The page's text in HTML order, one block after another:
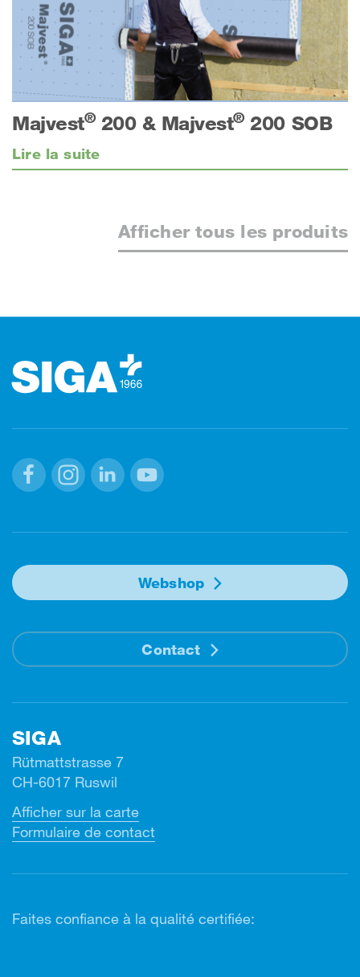
Majvest®200 & Majvest®200 SOB
Lire la suite
Afficher tous les produits
Webshop
Contact
SIGA
Rütmattstrasse 7
CH-6017 Ruswil
Afficher sur la carte
Formulaire de contact
Faites confiance à la qualité certifiée: